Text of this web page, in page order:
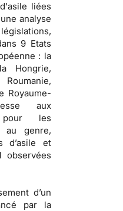
liées
analyse
9 Etats
: la
Hongrie,
Royaume-
aux
pour les
au genre,
d’asile et
observées
d’un
par la